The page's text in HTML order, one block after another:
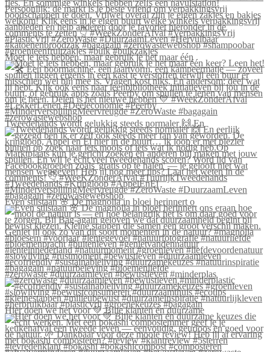
Moet je iets hebben, maar gebruik je het maar één
Tweedehands wordt gelukkig steeds normaler 🙌 En
Even stilstaan 🌸 De magnolia in bloei herinnert o
#zerowaste #duurzaamleven #bewustleven #minderplas
Hier doen we het voor 💚 Blije klanten én duurzame